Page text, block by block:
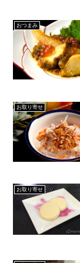
おつまみ
お取り寄せ
お取り寄せ